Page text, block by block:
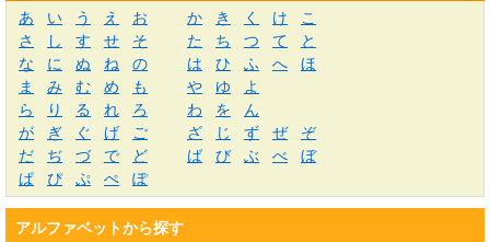
あ
い う え お か き く け
こ
さ
し す せ そ た ち つ て
と
な
に ぬ ね の は ひ ふ へ
ほ
ま
み む め も や ゆ
よ
ら
り る れ ろ わ を
ん
が
ぎ ぐ げ ご ざ じ ず ぜ
ぞ
だ
ぢ づ で ど ば び ぶ べ
ぼ
ぱ
ぴ ぷ ぺ ぽ
アルファベットから探す